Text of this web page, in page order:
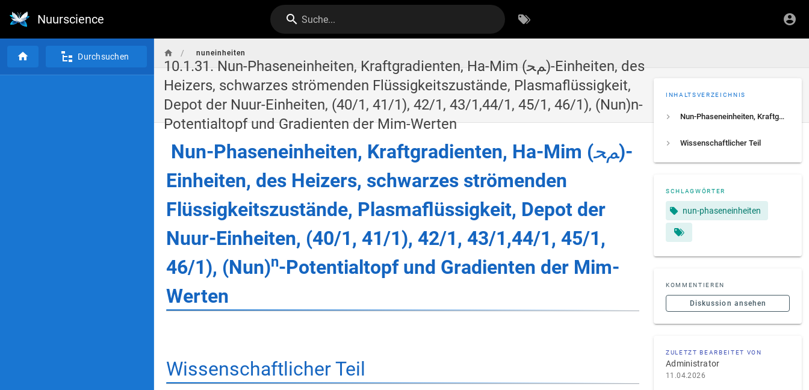
Nuurscience Suche...
Durchsuchen / nuneinheiten
10.1.31. Nun-Phaseneinheiten, Kraftgradienten, Ha-Mim (ﻢﺤ)-Einheiten, des
Heizers, schwarzes strömenden Flüssigkeitszustände, Plasmaflüssigkeit,
Depot der Nuur-Einheiten, (40/1, 41/1), 42/1, 43/1,44/1, 45/1, 46/1), (Nun)n-
Potentialtopf und Gradienten der Mim-Werten
INHALTSVERZEICHNIS
Nun-Phaseneinheiten, Kraftgradienten, Ha-Mim (ﻢﺤ)-Einheiten, des Heizers, schwarzes strömenden Flüssigkeitszustände, Plasmaflüssigkeit, Depot der Nuur-Einheiten, (40/1, 41/1), 42/1, 43/1,44/1, 45/1, 46/1), (Nun)n-Potentialtopf und Gradienten der Mim-Werten
Wissenschaftlicher Teil
SCHLAGWÖRTER
nun-phaseneinheiten
KOMMENTIEREN
Diskussion ansehen
ZULETZT BEARBEITET VON
Administrator
11.04.2026
Nun-Phaseneinheiten, Kraftgradienten, Ha-Mim (ﻢﺤ)-
Einheiten, des Heizers, schwarzes strömenden
Flüssigkeitszustände, Plasmaflüssigkeit, Depot der
Nuur-Einheiten, (40/1, 41/1), 42/1, 43/1,44/1, 45/1,
46/1), (Nun)n-Potentialtopf und Gradienten der Mim-
Werten
Wissenschaftlicher Teil